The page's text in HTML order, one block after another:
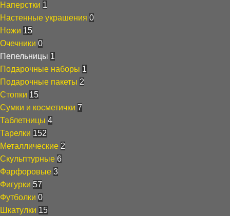
Наперстки 1
Настенные украшения 0
Ножи 15
Очечники 0
Пепельницы 1
Подарочные наборы 1
Подарочные пакеты 2
Стопки 15
Сумки и косметички 7
Таблетницы 4
Тарелки 152
Металлические 2
Скульптурные 6
Фарфоровые 3
Фигурки 57
Футболки 0
Шкатулки 15